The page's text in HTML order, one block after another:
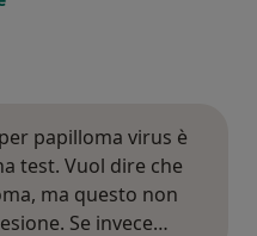
papilloma virus è
test. Vuol dire che
ma questo non
Se invece…